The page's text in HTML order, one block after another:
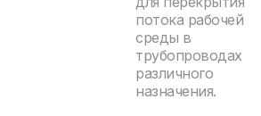
потока рабочей
среды в
трубопроводах
различного
назначения.